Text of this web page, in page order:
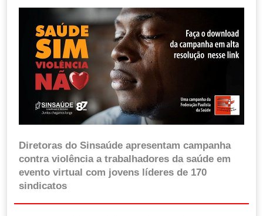
Diretoras do Sinsaúde apresentam campanha
contra violência a trabalhadores da saúde em
evento virtual com jovens líderes de 170
sindicatos